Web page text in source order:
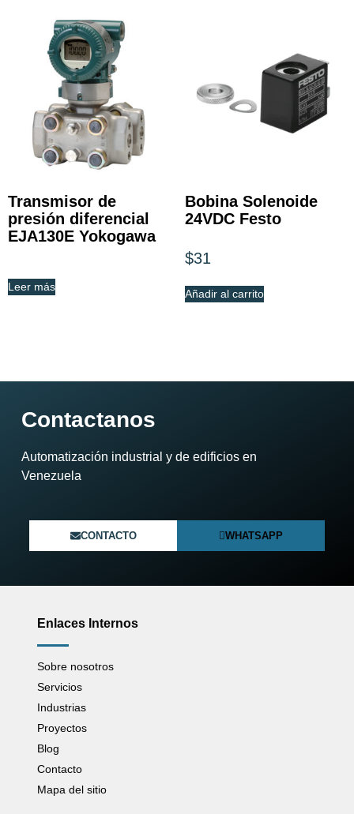
Transmisor de
presión diferencial
EJA130E Yokogawa
Leer más
Bobina Solenoide
24VDC Festo
$31
Añadir al carrito
Contactanos
Automatización industrial y de edificios en
Venezuela​
CONTACTO WHATSAPP
Enlaces Internos
Sobre nosotros
Servicios
Industrias
Proyectos
Blog
Contacto
Mapa del sitio